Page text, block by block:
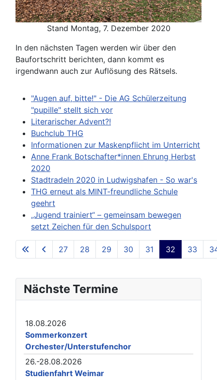
Stand Montag, 7. Dezember 2020
In den nächsten Tagen werden wir über den
Baufortschritt berichten, dann kommt es
irgendwann auch zur Auflösung des Rätsels.
"Augen auf, bitte!" - Die AG Schülerzeitung
"pupille" stellt sich vor
Literarischer Advent?!
Buchclub THG
Informationen zur Maskenpflicht im Unterricht
Anne Frank Botschafter*innen Ehrung Herbst
2020
Stadtradeln 2020 in Ludwigshafen - So war's
THG erneut als MINT-freundliche Schule
geehrt
„Jugend trainiert“ – gemeinsam bewegen
setzt Zeichen für den Schulsport
Page 32 of 38
27 28 29 30 31 32 33
Nächste Termine
18.08.2026
Sommerkonzert
Orchester/Unterstufenchor
26.-28.08.2026
Studienfahrt Weimar